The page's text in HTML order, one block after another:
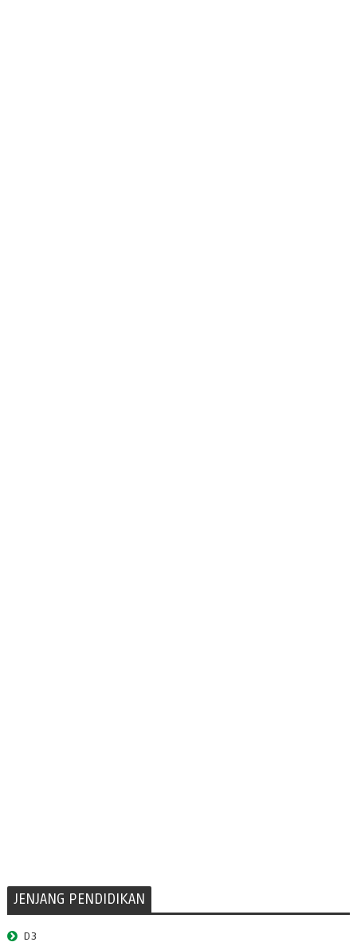
JENJANG PENDIDIKAN
D3